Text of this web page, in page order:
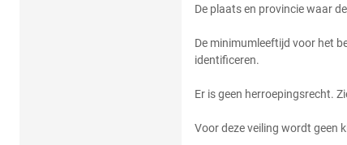
De plaats en provincie waar
De minimumleeftijd voor het
identificeren.
Er is geen herroepingsrecht.
Voor deze veiling wordt geen